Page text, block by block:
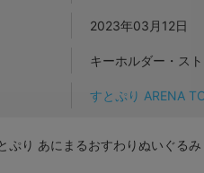
2023年03月12日
キーホルダー・ス
すとぷり ARENA
ぷり あにまるおすわりぬいぐる